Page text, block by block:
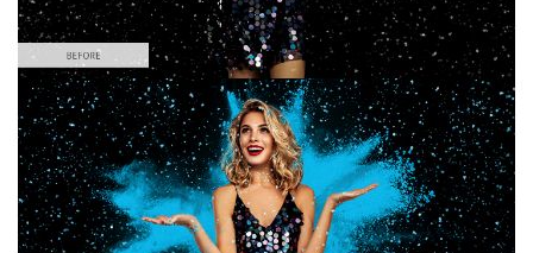
โปรดเลือก
Free PNG Overlay #4